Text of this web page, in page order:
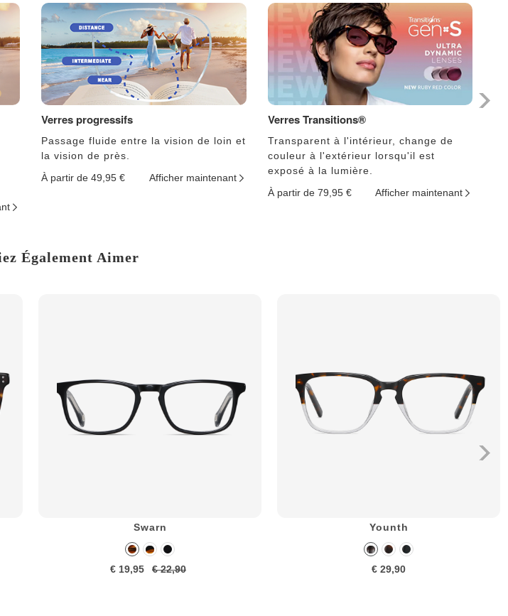
Verres progressifs
Passage fluide entre la vision de loin et
la vision de près.
À partir de 49,95 €
Afficher maintenant
Verres Transitions®
Transparent à l'intérieur, change de
couleur à l'extérieur lorsqu'il est
exposé à la lumière.
À partir de 79,95 €
Afficher maintenant
Également Aimer
Swarn
€ 19,95 € 22,90
Younth
€ 29,90